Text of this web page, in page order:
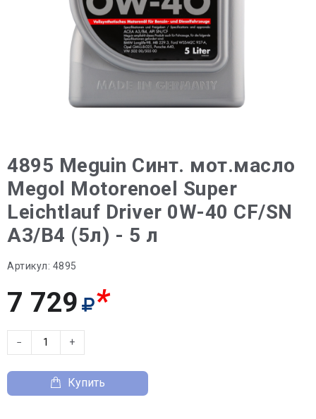
4895 Meguin Синт. мот.масло
Megol Motorenoel Super
Leichtlauf Driver 0W-40 CF/SN
A3/B4 (5л) - 5 л
Артикул: 4895
7 729 *
− +
Купить